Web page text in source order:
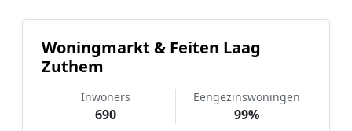
Woningmarkt & Feiten Laag
Zuthem
Inwoners
690
Eengezinswoningen
99%